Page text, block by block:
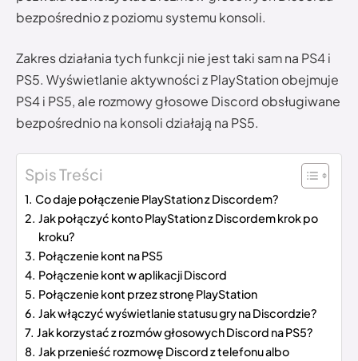
bezpośrednio z poziomu systemu konsoli.
Zakres działania tych funkcji nie jest taki sam na PS4 i
PS5. Wyświetlanie aktywności z PlayStation obejmuje
PS4 i PS5, ale rozmowy głosowe Discord obsługiwane
bezpośrednio na konsoli działają na PS5.
Spis Treści
Co daje połączenie PlayStation z Discordem?
Jak połączyć konto PlayStation z Discordem krok po
kroku?
Połączenie kont na PS5
Połączenie kont w aplikacji Discord
Połączenie kont przez stronę PlayStation
Jak włączyć wyświetlanie statusu gry na Discordzie?
Jak korzystać z rozmów głosowych Discord na PS5?
Jak przenieść rozmowę Discord z telefonu albo